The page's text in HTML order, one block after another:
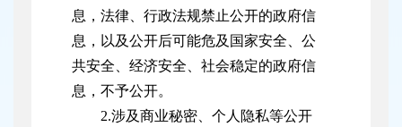
息，法律、行政法规禁止公开的政府信
息，以及公开后可能危及国家安全、公
共安全、经济安全、社会稳定的政府信
息，不予公开。
2.涉及商业秘密、个人隐私等公开